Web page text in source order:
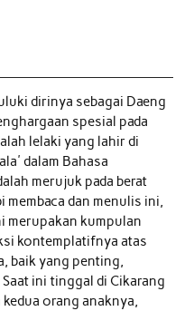
dirinya sebagai Daeng
spesial pada
lelaki yang lahir di
dalam Bahasa
merujuk pada berat
membaca dan menulis ini,
merupakan kumpulan
kontemplatifnya atas
baik yang penting,
ini tinggal di Cikarang
orang anaknya,